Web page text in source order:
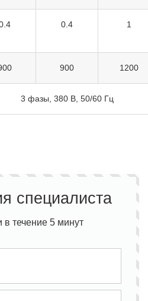
0.4 1
900 1200
3 фазы, 380 В, 50/60 Гц
специалиста
течение 5 минут